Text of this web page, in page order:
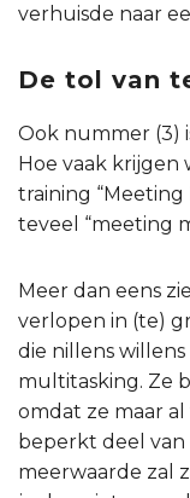
verhuisde naar
De tol van
Ook nummer (3)
Hoe vaak krijgen
training “Meeting
teveel “meeting
Meer dan eens
verlopen in (te)
die nillens
multitasking. Ze
omdat ze maar
beperkt deel
meerwaarde zal